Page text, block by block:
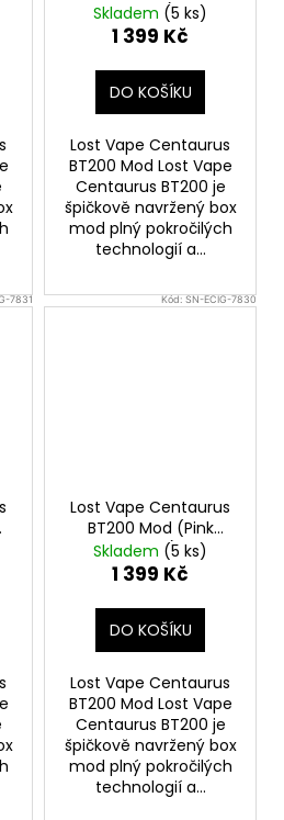
Ridge)
Skladem (5 ks)
1 399 Kč
DO KOŠÍKU
Lost Vape Centaurus
BT200 Mod Lost Vape
Centaurus BT200 je
špičkově navržený box
mod plný pokročilých
technologií a...
7831 Kód:SN-ECIG-7830
Lost Vape Centaurus
BT200 Mod (Pink
Purple)
Skladem (5 ks)
1 399 Kč
DO KOŠÍKU
Lost Vape Centaurus
BT200 Mod Lost Vape
Centaurus BT200 je
špičkově navržený box
mod plný pokročilých
technologií a...